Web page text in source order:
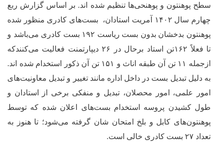
سطح پوهنتون و پوهنحی‌ها تنظیم شده اند. بر اساس گزارش ربع
چهارم سال ۱۴۰۲ آمریت استادان، بست‌های کادری منظور شده
پوهنتون بدخشان بدون بست ریاست ۱۹۲ بست کادری می‌باشد و
تا فعلاً ۱۶۲تن استاد برحال در ۲۶ دیپارتمنت فعالیت‌ می‌کنندکه
ازجمله ۱۱ تن آن طبقه اناث و ۱۵۱ تن آن ذکور استخدام شده اند.
به دلیل تبدیل بست در داخل اداره مانند تغییر و تبدیل معاونیت‌های
امور علمی، امور محصلان، تبدیل و منفکی برخی از استادان و
طول کشیدن پروسه استخدام بست‌های اعلان شده که توسط
پوهنتون‌های کابل و بلخ امتحان شان گرفته می‌شود؛ تا هنوز به
تعداد ۲۷ بست کادری خالی است.